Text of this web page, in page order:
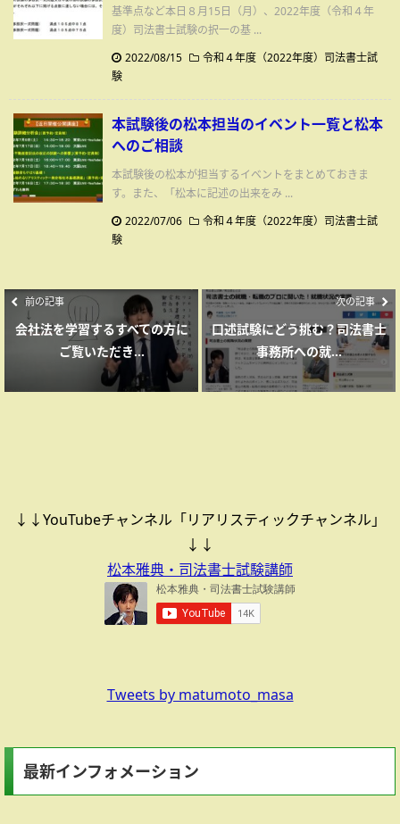
基準点など本日８月15日（月）、2022年度（令和４年
度）司法書士試験の択一の基 ...
2022/08/15
令和４年度（2022年度）司法書士試
験
本試験後の松本担当のイベント一覧と松本
へのご相談
本試験後の松本が担当するイベントをまとめておきま
す。また、「松本に記述の出来をみ ...
2022/07/06
令和４年度（2022年度）司法書士試
験
前の記事
会社法を学習するすべての方に
ご覧いただき...
次の記事
口述試験にどう挑む？司法書士
事務所への就...
↓↓YouTubeチャンネル「リアリスティックチャンネル」
↓↓
松本雅典・司法書士試験講師
Tweets by matumoto_masa
最新インフォメーション